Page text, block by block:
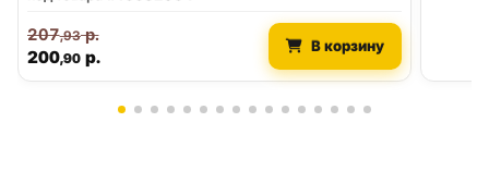
200,90 р.
207,93р.
В корзину